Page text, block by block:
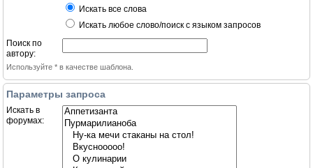
Искать все слова
Искать любое слово/поиск с языком запросов
Поиск по
автору:
Используйте * в качестве шаблона.
Параметры запроса
Искать в
форумах: